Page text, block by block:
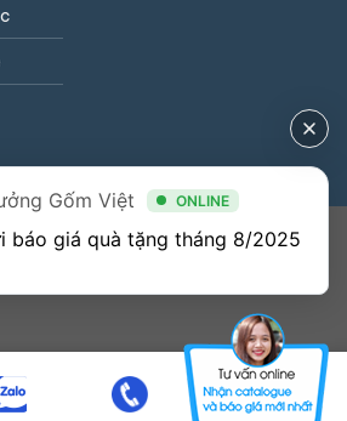
KIẾN THỨC LIÊN HỆ 0941900823
Gốm Việt ONLINE
báo giá quà tặng tháng 8/2025